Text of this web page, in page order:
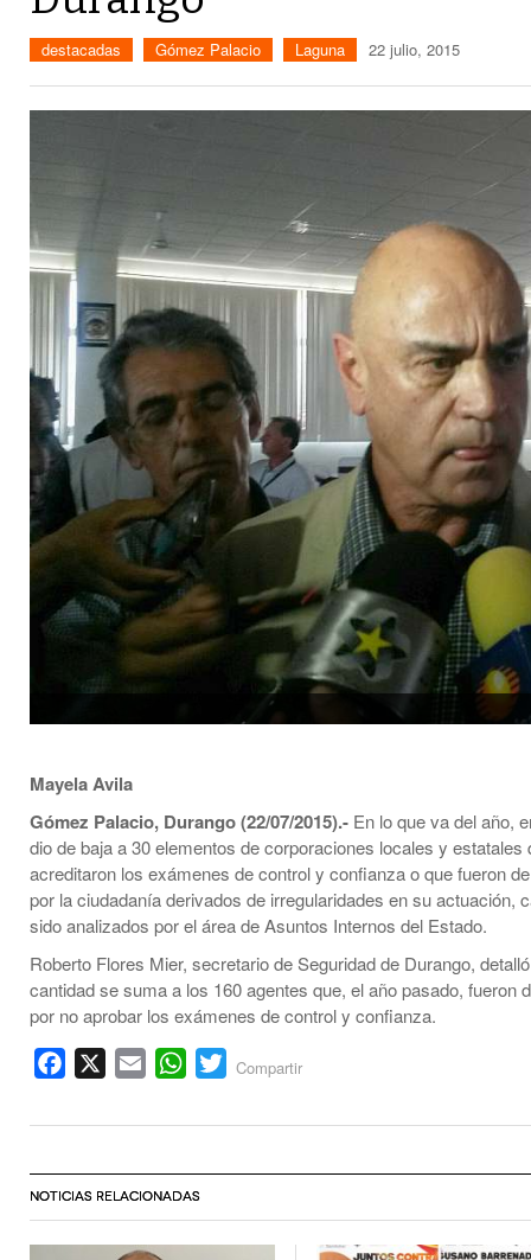
destacadas Gómez Palacio Laguna 22 julio, 2015
Mayela Avila
Gómez Palacio, Durango (22/07/2015).- En lo que va del año,
dio de baja a 30 elementos de corporaciones locales y estatales
acreditaron los exámenes de control y confianza o que fueron
por la ciudadanía derivados de irregularidades en su actuación,
sido analizados por el área de Asuntos Internos del Estado.
Roberto Flores Mier, secretario de Seguridad de Durango,
cantidad se suma a los 160 agentes que, el año pasado, fueron
por no aprobar los exámenes de control y confianza.
Facebook Email WhatsApp
Twitter
Compartir
NOTICIAS RELACIONADAS